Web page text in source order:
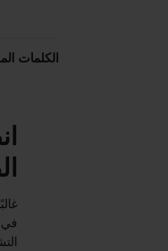
الكلمات
في